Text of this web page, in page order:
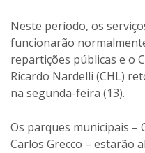
Neste período, os
funcionarão
repartições públicas e o
Ricardo Nardelli (CHL)
na segunda-feira (13).
Os parques municipais –
Carlos Grecco – estarão